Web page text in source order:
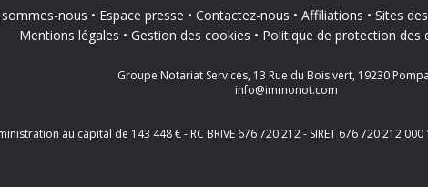
nous Espace presse Contactez-nous Affiliations Sites
Mentions légales
Gestion des cookies Politique de protection des
Groupe Notariat Services, 13 Rue du Bois vert, 19230
info@immonot.com
au capital de 143 448 € - RC BRIVE 676 720 212 - SIRET 676 720 212